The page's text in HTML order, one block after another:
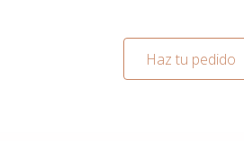
Haz tu pedido